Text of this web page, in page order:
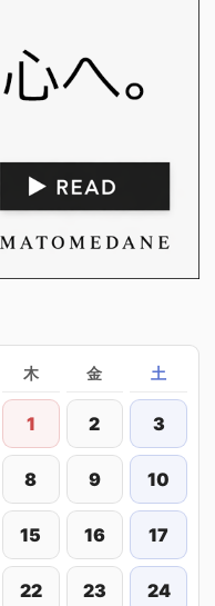
木 金 土
1 2 3
8 9 10
15 16 17
22 23 24